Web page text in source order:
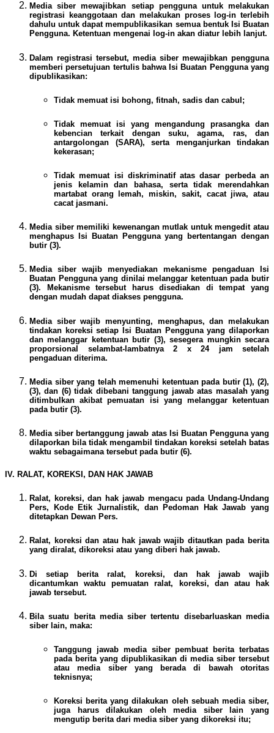
Media siber mewajibkan setiap pengguna untuk melakukan
registrasi keanggotaan dan melakukan proses log-in terlebih
dahulu untuk dapat mempublikasikan semua bentuk Isi Buatan
Pengguna. Ketentuan mengenai log-in akan diatur lebih lanjut.
Dalam registrasi tersebut, media siber mewajibkan pengguna
memberi persetujuan tertulis bahwa Isi Buatan Pengguna yang
dipublikasikan:
Tidak memuat isi bohong, fitnah, sadis dan cabul;
Tidak memuat isi yang mengandung prasangka dan
kebencian terkait dengan suku, agama, ras, dan
antargolongan (SARA), serta menganjurkan tindakan
kekerasan;
Tidak memuat isi diskriminatif atas dasar perbeda an
jenis kelamin dan bahasa, serta tidak merendahkan
martabat orang lemah, miskin, sakit, cacat jiwa, atau
cacat jasmani.
Media siber memiliki kewenangan mutlak untuk mengedit atau
menghapus Isi Buatan Pengguna yang bertentangan dengan
butir (3).
Media siber wajib menyediakan mekanisme pengaduan Isi
Buatan Pengguna yang dinilai melanggar ketentuan pada butir
(3). Mekanisme tersebut harus disediakan di tempat yang
dengan mudah dapat diakses pengguna.
Media siber wajib menyunting, menghapus, dan melakukan
tindakan koreksi setiap Isi Buatan Pengguna yang dilaporkan
dan melanggar ketentuan butir (3), sesegera mungkin secara
proporsional selambat-lambatnya 2 x 24 jam setelah
pengaduan diterima.
Media siber yang telah memenuhi ketentuan pada butir (1), (2),
(3), dan (6) tidak dibebani tanggung jawab atas masalah yang
ditimbulkan akibat pemuatan isi yang melanggar ketentuan
pada butir (3).
Media siber bertanggung jawab atas Isi Buatan Pengguna yang
dilaporkan bila tidak mengambil tindakan koreksi setelah batas
waktu sebagaimana tersebut pada butir (6).
IV. RALAT, KOREKSI, DAN HAK JAWAB
Ralat, koreksi, dan hak jawab mengacu pada Undang-Undang
Pers, Kode Etik Jurnalistik, dan Pedoman Hak Jawab yang
ditetapkan Dewan Pers.
Ralat, koreksi dan atau hak jawab wajib ditautkan pada berita
yang diralat, dikoreksi atau yang diberi hak jawab.
Di setiap berita ralat, koreksi, dan hak jawab wajib
dicantumkan waktu pemuatan ralat, koreksi, dan atau hak
jawab tersebut.
Bila suatu berita media siber tertentu disebarluaskan media
siber lain, maka:
Tanggung jawab media siber pembuat berita terbatas
pada berita yang dipublikasikan di media siber tersebut
atau media siber yang berada di bawah otoritas
teknisnya;
Koreksi berita yang dilakukan oleh sebuah media siber,
juga harus dilakukan oleh media siber lain yang
mengutip berita dari media siber yang dikoreksi itu;